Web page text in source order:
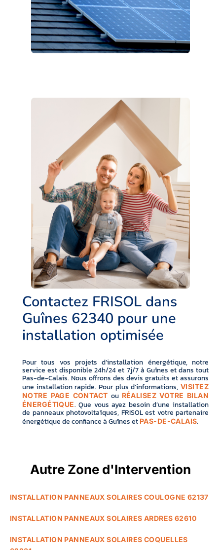
Contactez FRISOL dans
Guînes 62340 pour une
installation optimisée
Pour tous vos projets d’installation énergétique, notre
service est disponible 24h/24 et 7j/7 à Guînes et dans tout
Pas-de-Calais. Nous offrons des devis gratuits et assurons
une installation rapide. Pour plus d’informations,VISITEZ
NOTRE PAGE CONTACT ou RÉALISEZ VOTRE BILAN
ÉNERGÉTIQUE. Que vous ayez besoin d’une installation
de panneaux photovoltaïques, FRISOL est votre partenaire
énergétique de confiance à Guînes et PAS-DE-CALAIS.
Autre Zone d'Intervention
INSTALLATION PANNEAUX SOLAIRES COULOGNE 62137
INSTALLATION PANNEAUX SOLAIRES ARDRES 62610
INSTALLATION PANNEAUX SOLAIRES COQUELLES